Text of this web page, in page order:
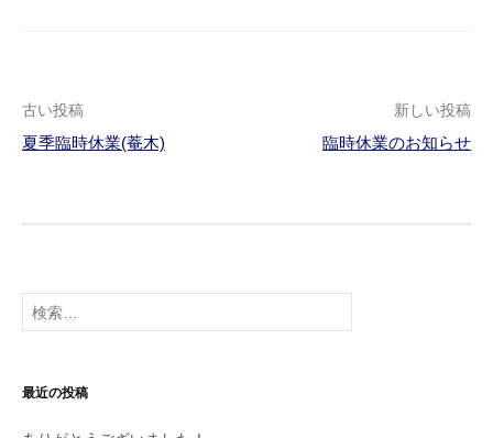
ビ
ゲ
古い投稿
夏季臨時休業(菴木)
新しい投稿
臨時休業のお知らせ
検
索
最近の投稿